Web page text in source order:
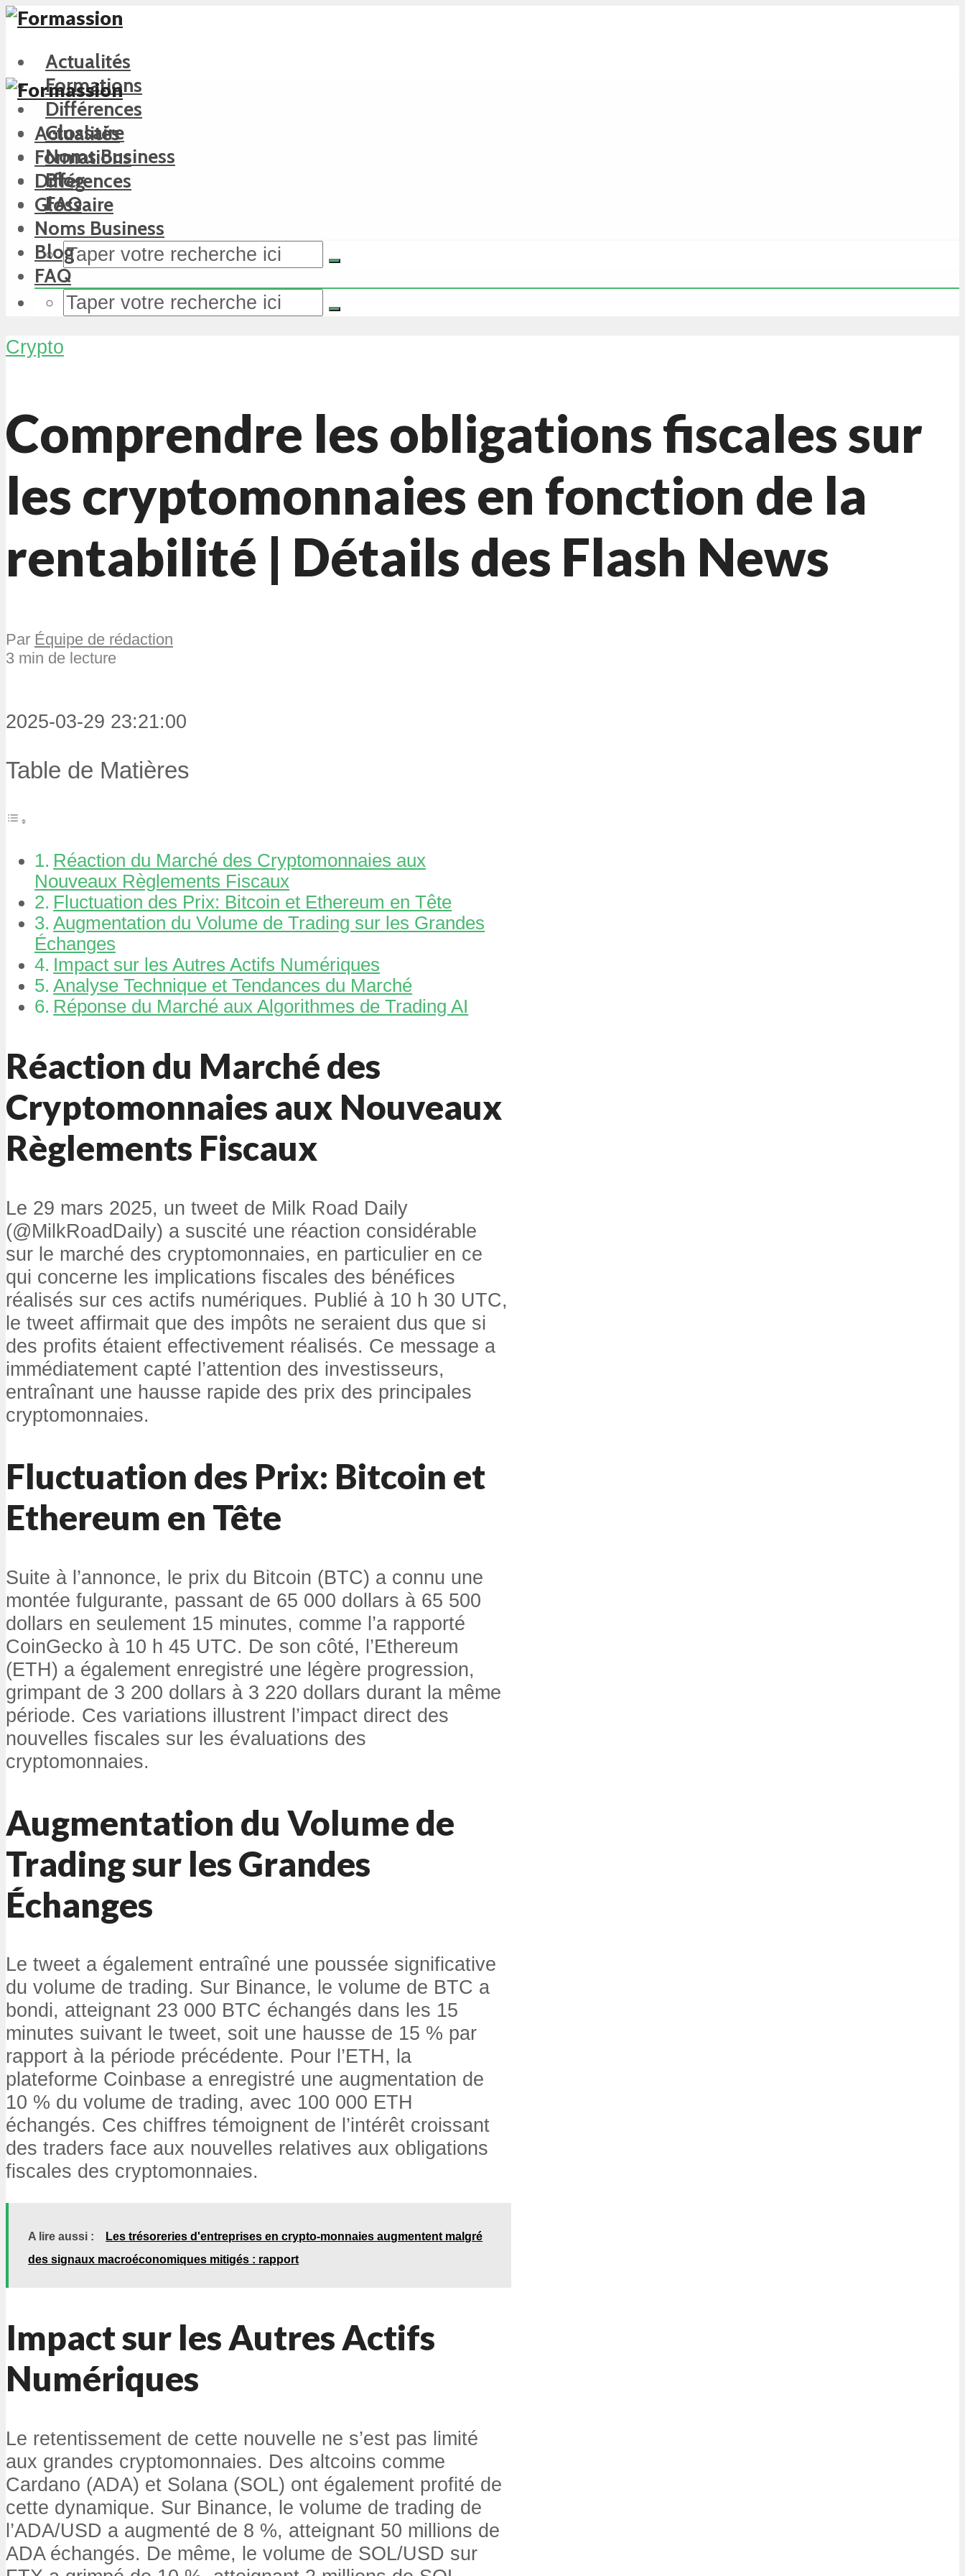
Actualités
Formations
Différences
Glossaire
Noms Business
Blog
FAQ
Actualités
Formations
Différences
Glossaire
Noms Business
Blog
FAQ
Crypto
Comprendre les obligations fiscales sur
les cryptomonnaies en fonction de la
rentabilité | Détails des Flash News
Par Équipe de rédaction
3 min de lecture
2025-03-29 23:21:00
Table de Matières
Réaction du Marché des Cryptomonnaies aux
Nouveaux Règlements Fiscaux
Fluctuation des Prix: Bitcoin et Ethereum en Tête
Augmentation du Volume de Trading sur les Grandes
Échanges
Impact sur les Autres Actifs Numériques
Analyse Technique et Tendances du Marché
Réponse du Marché aux Algorithmes de Trading AI
Réaction du Marché des
Cryptomonnaies aux Nouveaux
Règlements Fiscaux
Le 29 mars 2025, un tweet de Milk Road Daily
(@MilkRoadDaily) a suscité une réaction considérable
sur le marché des cryptomonnaies, en particulier en ce
qui concerne les implications fiscales des bénéfices
réalisés sur ces actifs numériques. Publié à 10 h 30 UTC,
le tweet affirmait que des impôts ne seraient dus que si
des profits étaient effectivement réalisés. Ce message a
immédiatement capté l’attention des investisseurs,
entraînant une hausse rapide des prix des principales
cryptomonnaies.
Fluctuation des Prix: Bitcoin et
Ethereum en Tête
Suite à l’annonce, le prix du Bitcoin (BTC) a connu une
montée fulgurante, passant de 65 000 dollars à 65 500
dollars en seulement 15 minutes, comme l’a rapporté
CoinGecko à 10 h 45 UTC. De son côté, l’Ethereum
(ETH) a également enregistré une légère progression,
grimpant de 3 200 dollars à 3 220 dollars durant la même
période. Ces variations illustrent l’impact direct des
nouvelles fiscales sur les évaluations des
cryptomonnaies.
Augmentation du Volume de
Trading sur les Grandes
Échanges
Le tweet a également entraîné une poussée significative
du volume de trading. Sur Binance, le volume de BTC a
bondi, atteignant 23 000 BTC échangés dans les 15
minutes suivant le tweet, soit une hausse de 15 % par
rapport à la période précédente. Pour l’ETH, la
plateforme Coinbase a enregistré une augmentation de
10 % du volume de trading, avec 100 000 ETH
échangés. Ces chiffres témoignent de l’intérêt croissant
des traders face aux nouvelles relatives aux obligations
fiscales des cryptomonnaies.
A lire aussi :
Les trésoreries d'entreprises en crypto-monnaies augmentent malgré
des signaux macroéconomiques mitigés : rapport
Impact sur les Autres Actifs
Numériques
Le retentissement de cette nouvelle ne s’est pas limité
aux grandes cryptomonnaies. Des altcoins comme
Cardano (ADA) et Solana (SOL) ont également profité de
cette dynamique. Sur Binance, le volume de trading de
l’ADA/USD a augmenté de 8 %, atteignant 50 millions de
ADA échangés. De même, le volume de SOL/USD sur